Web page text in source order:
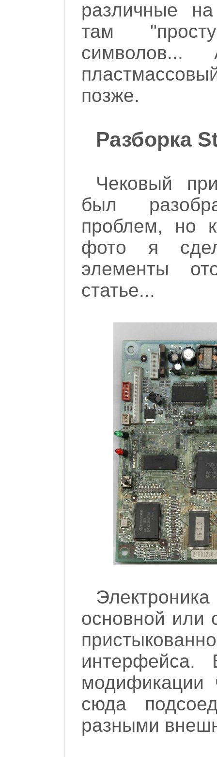
различные
там
позже.
Разборка
Чековый
был
проблем, но
фото я
элементы
статье...
основной или
интерфейса.
модификации
сюда
разными